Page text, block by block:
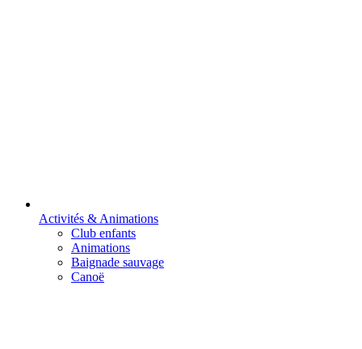
Activités & Animations
Club enfants
Animations
Baignade sauvage
Canoë